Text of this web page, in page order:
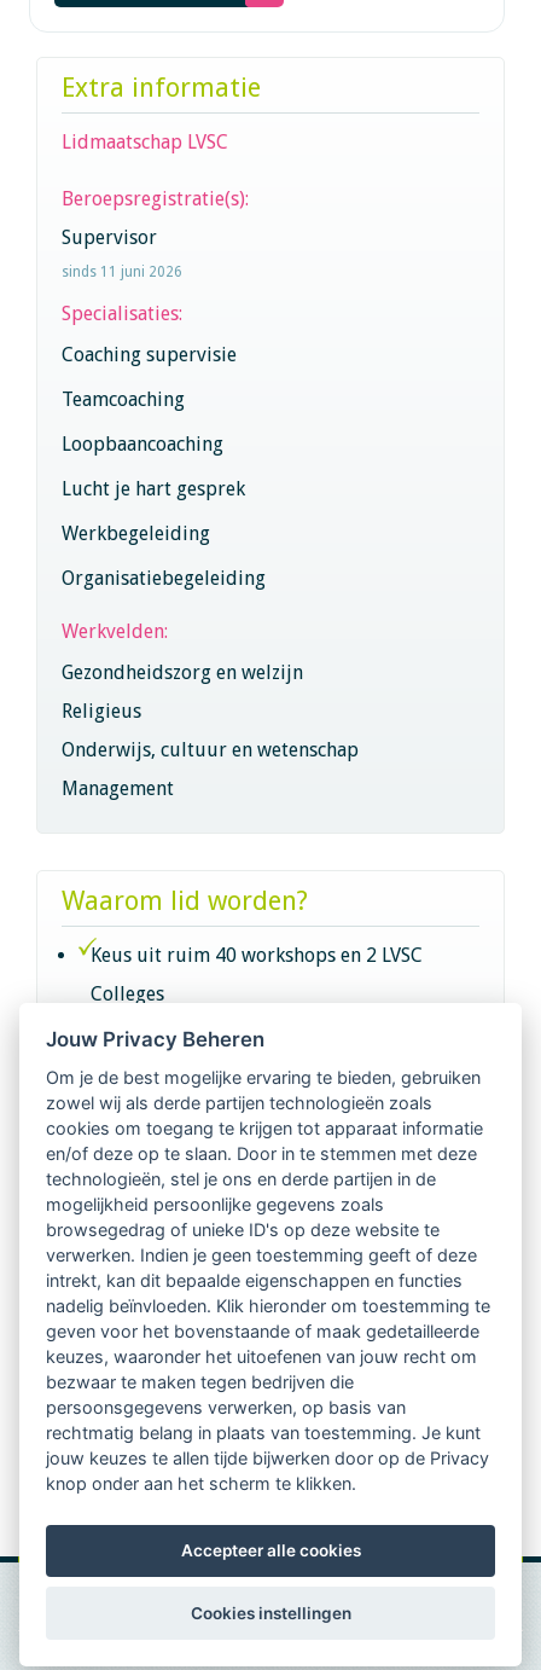
Extra informatie
Lidmaatschap LVSC
Beroepsregistratie(s):
Supervisor
sinds 11 juni 2026
Specialisaties:
Coaching supervisie
Teamcoaching
Loopbaancoaching
Lucht je hart gesprek
Werkbegeleiding
Organisatiebegeleiding
Werkvelden:
Gezondheidszorg en welzijn
Religieus
Onderwijs, cultuur en wetenschap
Management
Waarom lid worden?
Keus uit ruim 40 workshops en 2 LVSC
Colleges
Intervisie met geregistreerde vakgenoten
Netwerk van 2100 professionals in 14
regio's
Vindbaar voor opdrachtgevers
Tijdschrift voor
Begeleidingskunde & kennisbank
Beroepsregistratie (LVSC keurmerk)
Lid worden van LVSC
Jouw Privacy Beheren
Om je de best mogelijke ervaring te bieden, gebruiken
zowel wij als derde partijen technologieën zoals
cookies om toegang te krijgen tot apparaat informatie
en/of deze op te slaan. Door in te stemmen met deze
technologieën, stel je ons en derde partijen in de
mogelijkheid persoonlijke gegevens zoals
browsegedrag of unieke ID's op deze website te
verwerken. Indien je geen toestemming geeft of deze
intrekt, kan dit bepaalde eigenschappen en functies
nadelig beïnvloeden. Klik hieronder om toestemming te
geven voor het bovenstaande of maak gedetailleerde
keuzes, waaronder het uitoefenen van jouw recht om
bezwaar te maken tegen bedrijven die
persoonsgegevens verwerken, op basis van
rechtmatig belang in plaats van toestemming. Je kunt
jouw keuzes te allen tijde bijwerken door op de Privacy
knop onder aan het scherm te klikken.
Accepteer alle cookies
Cookies instellingen